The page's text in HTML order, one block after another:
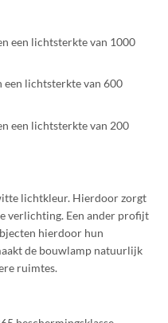
een lichtsterkte van 1000
lichtsterkte van 600
een lichtsterkte van 200
lichtkleur. Hierdoor zorgt
verlichting. Een ander profijt
hierdoor hun
de bouwlamp natuurlijk
ruimtes.